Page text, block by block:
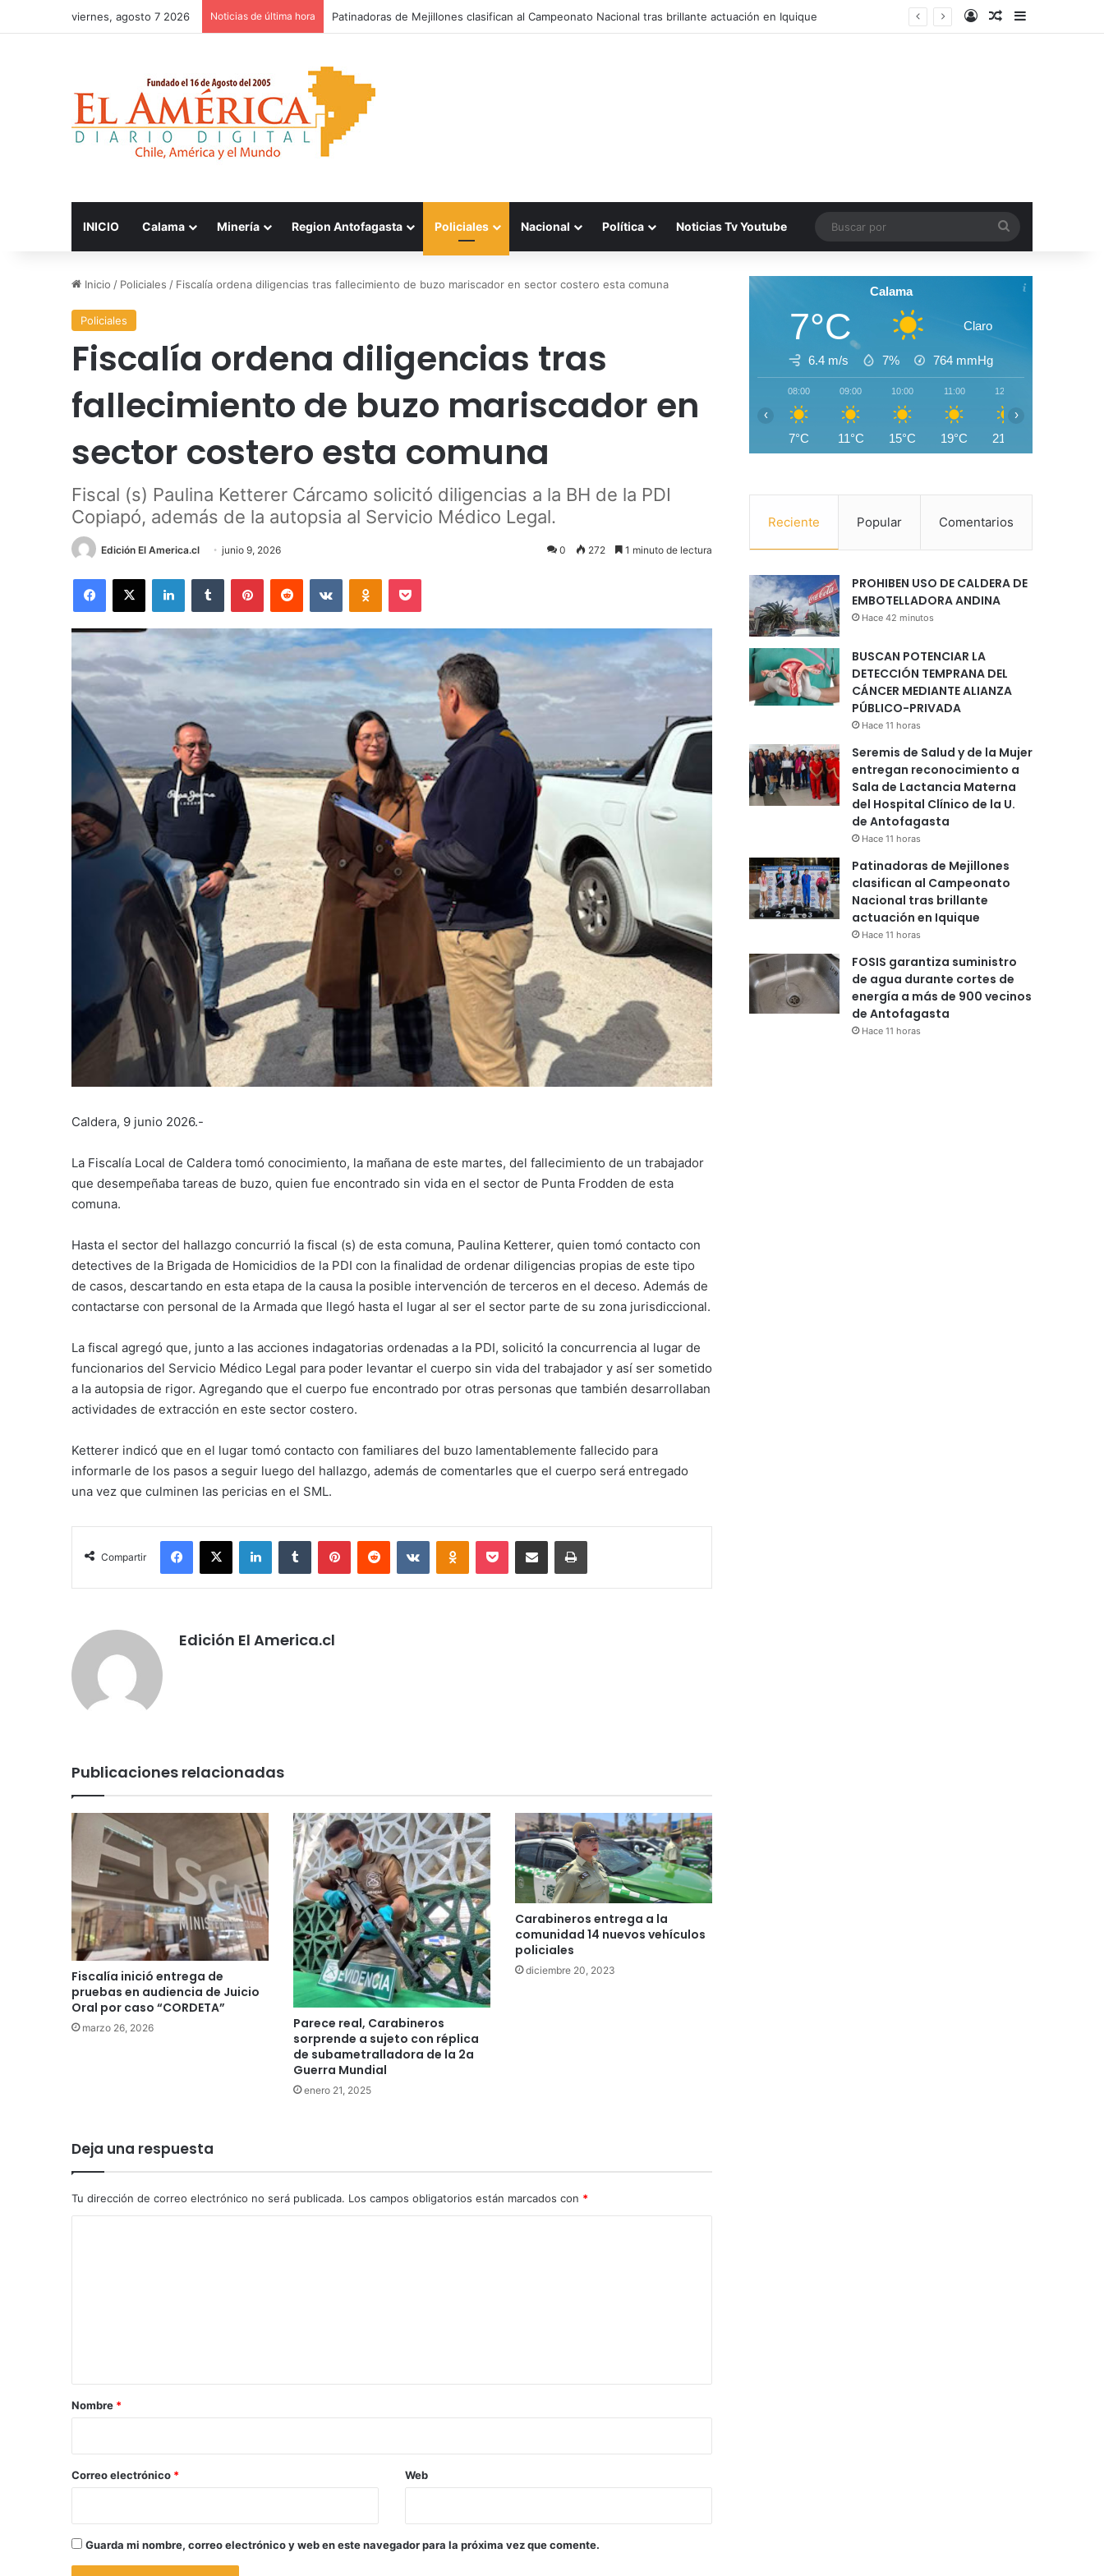
viernes, agosto 7 2026 Noticias de última hora FOSIS garantiza suministro de agua durante cortes de energía a más de 900 vecinos de Antofagasta AccesoPublicacion al
Barra lateral
INICIO Calama Minería Region Antofagasta Policiales Nacional Política Noticias Tv Youtube
por
Inicio / Policiales / Fiscalía ordena diligencias tras fallecimiento de buzo mariscador en sector costero esta comuna
Policiales
Fiscalía ordena diligencias tras
fallecimiento de buzo mariscador en
sector costero esta comuna
Fiscal (s) Paulina Ketterer Cárcamo solicitó diligencias a la BH de la PDI
Copiapó, además de la autopsia al Servicio Médico Legal.
Edición El America.cl junio 9, 2026 0 272 1 minuto de lectura
Facebook
X LinkedInTumblr PinterestReddit VKontakteOdnoklassniki
Pocket
Caldera, 9 junio 2026.-
La Fiscalía Local de Caldera tomó conocimiento, la mañana de este martes, del fallecimiento de un trabajador
que desempeñaba tareas de buzo, quien fue encontrado sin vida en el sector de Punta Frodden de esta
comuna.
Hasta el sector del hallazgo concurrió la fiscal (s) de esta comuna, Paulina Ketterer, quien tomó contacto con
detectives de la Brigada de Homicidios de la PDI con la finalidad de ordenar diligencias propias de este tipo
de casos, descartando en esta etapa de la causa la posible intervención de terceros en el deceso. Además de
contactarse con personal de la Armada que llegó hasta el lugar al ser el sector parte de su zona jurisdiccional.
La fiscal agregó que, junto a las acciones indagatorias ordenadas a la PDI, solicitó la concurrencia al lugar de
funcionarios del Servicio Médico Legal para poder levantar el cuerpo sin vida del trabajador y así ser sometido
a la autopsia de rigor. Agregando que el cuerpo fue encontrado por otras personas que también desarrollaban
actividades de extracción en este sector costero.
Ketterer indicó que en el lugar tomó contacto con familiares del buzo lamentablemente fallecido para
informarle de los pasos a seguir luego del hallazgo, además de comentarles que el cuerpo será entregado
una vez que culminen las pericias en el SML.
Compartir
Facebook
X LinkedInTumblr PinterestReddit VKontakteOdnoklassniki
Pocket Compartir via email Imprimir
Edición El America.cl
Publicaciones relacionadas
Fiscalía inició entrega de
pruebas en audiencia de Juicio
Oral por caso “CORDETA”
marzo 26, 2026
Parece real, Carabineros
sorprende a sujeto con réplica
de subametralladora de la 2a
Guerra Mundial
enero 21, 2025
Carabineros entrega a la
comunidad 14 nuevos vehículos
policiales
diciembre 20, 2023
Deja una respuesta
Tu dirección de correo electrónico no será publicada. Los campos obligatorios están marcados con *
r
*
Nombre *
Correo electrónico * Web
Guarda mi nombre, correo electrónico y web en este navegador para la próxima vez que comente.
Calama
7°C Claro
6.4 m/s 7% 764 mmHg
08:00
7°C
09:00
11°C
10:00
15°C
11:00
19°C
12:00
21°C
‹ ›
Reciente Popular Comentarios
PROHIBEN USO DE CALDERA DE
EMBOTELLADORA ANDINA
Hace 42 minutos
BUSCAN POTENCIAR LA
DETECCIÓN TEMPRANA DEL
CÁNCER MEDIANTE ALIANZA
PÚBLICO-PRIVADA
Hace 11 horas
Seremis de Salud y de la Mujer
entregan reconocimiento a
Sala de Lactancia Materna
del Hospital Clínico de la U.
de Antofagasta
Hace 11 horas
Patinadoras de Mejillones
clasifican al Campeonato
Nacional tras brillante
actuación en Iquique
Hace 11 horas
FOSIS garantiza suministro
de agua durante cortes de
energía a más de 900 vecinos
de Antofagasta
Hace 11 horas